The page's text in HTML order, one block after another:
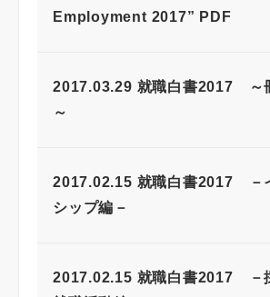
Employment 2017” PDF
2017.03.29 就職白書2017 ～
～
2017.02.15 就職白書2017 －
シップ編－
2017.02.15 就職白書2017 －